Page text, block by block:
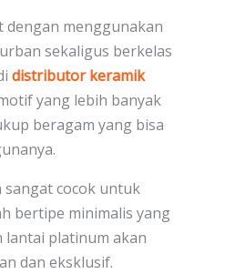
dengan menggunakan
sekaligus berkelas
distributor keramik
yang lebih banyak
beragam yang bisa
cocok untuk
bertipe minimalis yang
lantai platinum akan
dan eksklusif.